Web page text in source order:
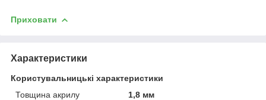
Приховати
Характеристики
Користувальницькі характеристики
Товщина акрилу
1,8 мм